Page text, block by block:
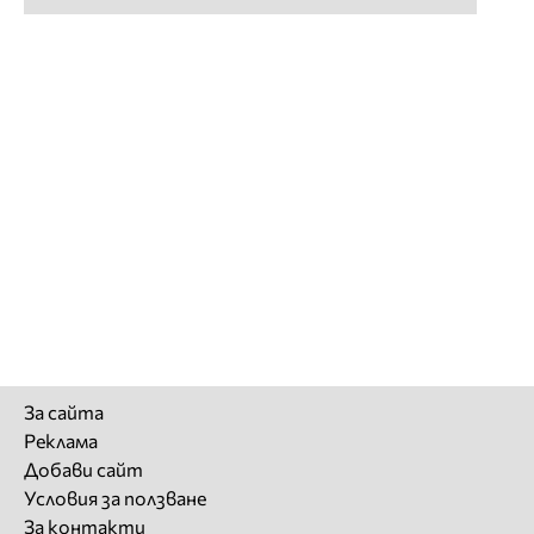
За сайта
Реклама
Добави сайт
Условия за ползване
За контакти